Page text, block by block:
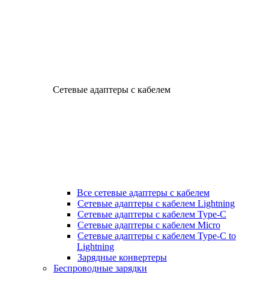
Сетевые адаптеры с кабелем
Все сетевые адаптеры с кабелем
Сетевые адаптеры с кабелем Lightning
Сетевые адаптеры с кабелем Type-C
Сетевые адаптеры с кабелем Micro
Сетевые адаптеры с кабелем Type-C to
Lightning
Зарядные конвертеры
Беспроводные зарядки